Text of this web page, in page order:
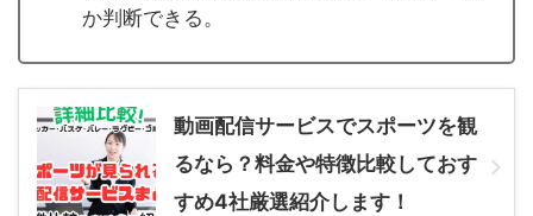
か判断できる。
動画配信サービスでスポーツを観
るなら？料金や特徴比較しておす
すめ4社厳選紹介します！